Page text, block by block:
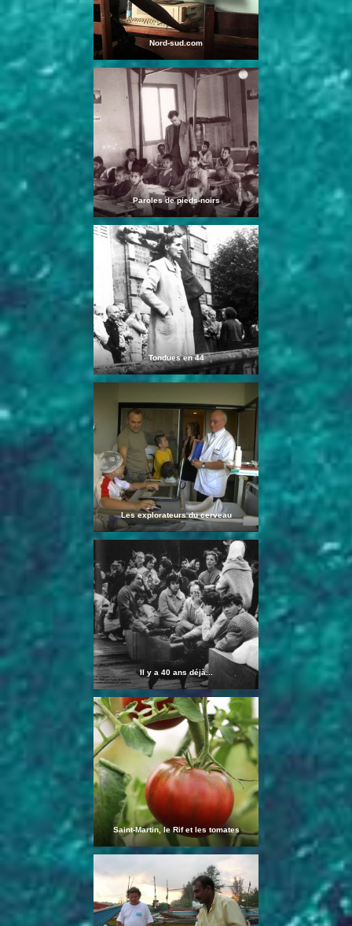
Nord-sud.com
Paroles de pieds-noirs
Tondues en 44
Les explorateurs du cerveau
Il y a 40 ans déjà...
Saint-Martin, le Rif et les tomates
rouges